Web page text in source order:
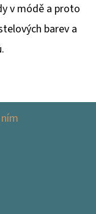
v módě a proto
barev a